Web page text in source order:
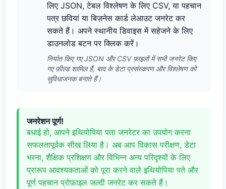
लिए JSON, टेबल विश्लेषण के लिए CSV, या पहचान
पत्र छवियां या बिज़नेस कार्ड लेआउट जनरेट कर
सकते हैं। अपने स्थानीय डिवाइस में सहेजने के लिए
डाउनलोड बटन पर क्लिक करें।
निर्यात किए गए JSON और CSV फ़ाइलों में सभी जनरेट किए
गए फ़ील्ड शामिल हैं, बाद के डेटा प्रसंस्करण और विश्लेषण को
सुविधाजनक बनाते हैं।
जनरेशन पूर्ण!
बधाई हो, आपने इथियोपिया पता जनरेटर का उपयोग करना
सफलतापूर्वक सीख लिया है। अब आप विकास परीक्षण, डेटा
भरना, शैक्षिक प्रशिक्षण और विभिन्न अन्य परिदृश्यों के लिए
प्रारूप आवश्यकताओं को पूरा करने वाले इथियोपिया पते और
पूर्ण पहचान प्रोफ़ाइल जल्दी जनरेट कर सकते हैं।